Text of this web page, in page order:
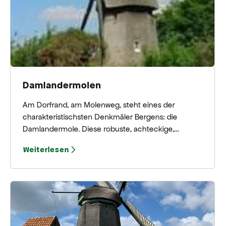
Damlandermolen
Am Dorfrand, am Molenweg, steht eines der
charakteristischsten Denkmäler Bergens: die
Damlandermole. Diese robuste, achteckige,
erbaut, um das langgestreckte, etwa 135 Hektar
Überschwemmungen zu schützen.
Weiterlesen